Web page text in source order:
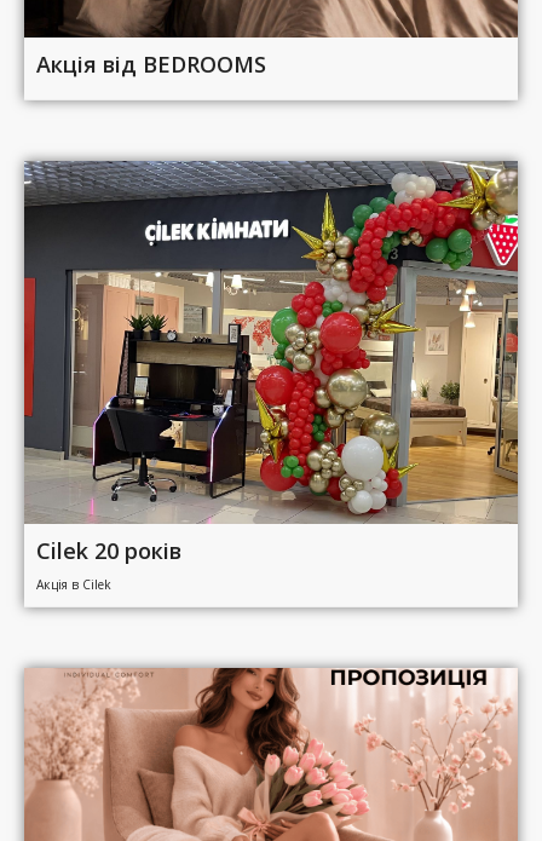
Акція від BEDROOMS
Cilek 20 років
Акція в Cilek